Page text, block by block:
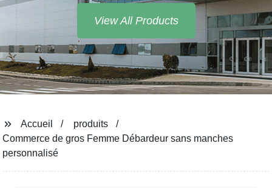
View All Products
Accueil
produits
Commerce de gros Femme Débardeur sans manches
personnalisé